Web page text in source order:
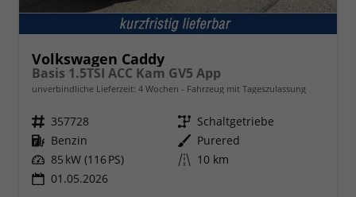
Volkswagen Caddy
Basis 1.5TSI ACC Kam GV5 App
unverbindliche Lieferzeit: 4 Wochen Fahrzeug mit Tageszulassung
Fahrzeugnr. 357728 Getriebe Schaltgetriebe
Kraftstoff Benzin Außenfarbe Purered
Leistung 85 kW (116 PS) Kilometerstand 10 km
01.05.2026